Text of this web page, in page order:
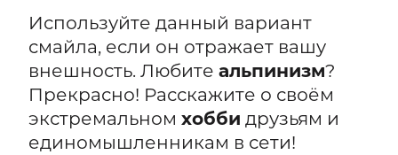
Используйте данный вариант
смайла, если он отражает вашу
внешность. Любите альпинизм?
Прекрасно! Расскажите о своём
экстремальном хобби друзьям и
единомышленникам в сети!